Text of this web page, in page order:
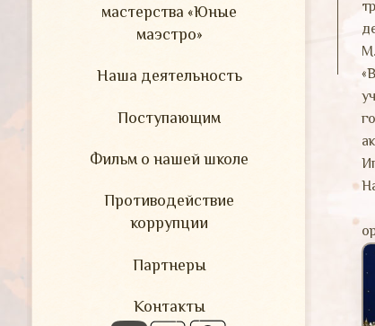
мастерства «Юные
маэстро»
Наша деятельность
Поступающим
Фильм о нашей школе
Противодействие
коррупции
Партнеры
Контакты